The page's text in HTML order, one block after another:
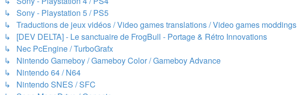
↳ Sony - Playstation 5 / PS5
↳ Traductions de jeux vidéos / Video games translations / Video games moddings
↳ [DEV DELTA] - Le sanctuaire de FrogBull - Portage & Rétro Innovations
↳ Nec PcEngine / TurboGrafx
↳ Nintendo Gameboy / Gameboy Color / Gameboy Advance
↳ Nintendo 64 / N64
↳ Nintendo SNES / SFC